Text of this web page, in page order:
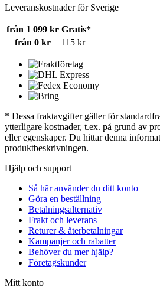
Leveranskostnader för Sverige
från 1 099 kr Gratis*
från 0 kr
115 kr
* Dessa fraktavgifter gäller för
ytterligare kostnader, t.ex. på grund av
eller egenskaper. Du hittar denna
produktbeskrivningen.
Hjälp och support
Så här använder du ditt konto
Göra en beställning
Betalningsalternativ
Frakt och leverans
Returer & återbetalningar
Kampanjer och rabatter
Behöver du mer hjälp?
Företagskunder
Mitt konto